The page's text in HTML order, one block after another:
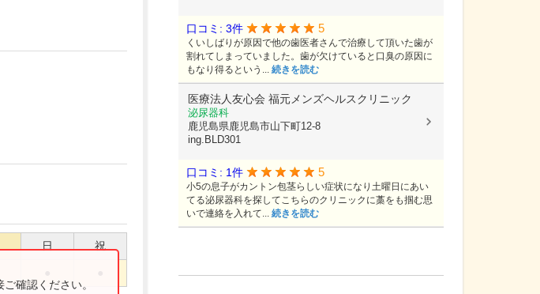
日 祝
確認ください。
口コミ: 3件 5
くいしばりが原因で他の歯医者さんで治療して頂いた歯が
割れてしまっていました。歯が欠けていると口臭の原因に
もなり得るという... 続きを読む
医療法人友心会 福元メンズヘルスクリニック
泌尿器科
鹿児島県鹿児島市山下町12-8
ing.BLD301
口コミ: 1件 5
小5の息子がカントン包茎らしい症状になり土曜日にあい
てる泌尿器科を探してこちらのクリニックに藁をも掴む思
いで連絡を入れて... 続きを読む